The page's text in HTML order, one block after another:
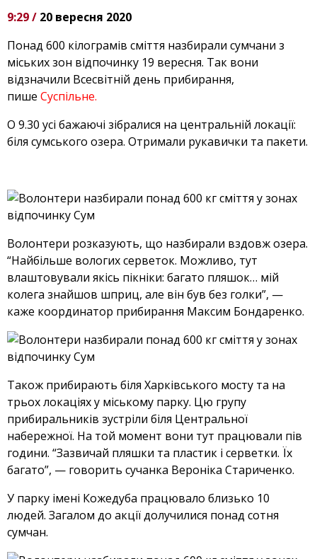
9:29 / 20 вересня 2020
Понад 600 кілограмів сміття назбирали сумчани з
міських зон відпочинку 19 вересня. Так вони
відзначили Всесвітній день прибирання,
пише Суспільне.
О 9.30 усі бажаючі зібралися на центральній локації:
біля сумського озера. Отримали рукавички та пакети.
Волонтери розказують, що назбирали вздовж озера.
“Найбільше вологих серветок. Можливо, тут
влаштовували якісь пікніки: багато пляшок… мій
колега знайшов шприц, але він був без голки”, —
каже координатор прибирання Максим Бондаренко.
Також прибирають біля Харківського мосту та на
трьох локаціях у міському парку. Цю групу
прибиральників зустріли біля Центральної
набережної. На той момент вони тут працювали пів
години. “Зазвичай пляшки та пластик і серветки. Їх
багато”, — говорить сучанка Вероніка Стариченко.
У парку імені Кожедуба працювало близько 10
людей. Загалом до акції долучилися понад сотня
сумчан.